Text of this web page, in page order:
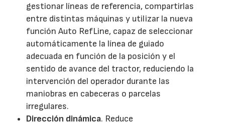
gestionar líneas de referencia, compartirlas
entre distintas máquinas y utilizar la nueva
función Auto RefLine, capaz de seleccionar
automáticamente la línea de guiado
adecuada en función de la posición y el
sentido de avance del tractor, reduciendo la
intervención del operador durante las
maniobras en cabeceras o parcelas
irregulares.
Dirección dinámica. Reduce